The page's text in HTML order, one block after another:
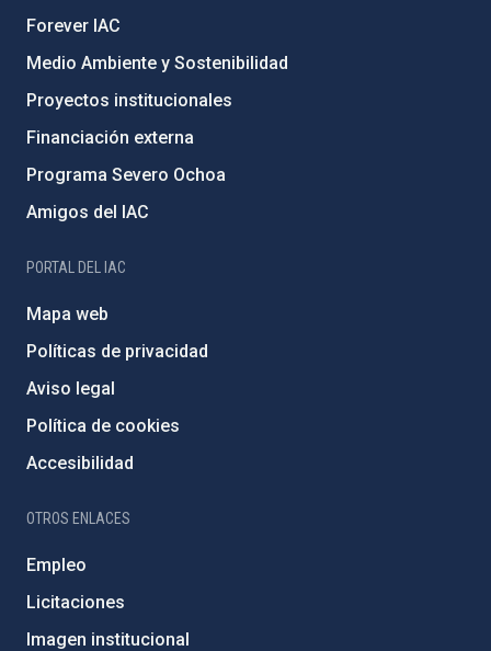
Forever IAC
Medio Ambiente y Sostenibilidad
Proyectos institucionales
Financiación externa
Programa Severo Ochoa
Amigos del IAC
PORTAL DEL IAC
Mapa web
Políticas de privacidad
Aviso legal
Política de cookies
Accesibilidad
OTROS ENLACES
Empleo
Licitaciones
Imagen institucional